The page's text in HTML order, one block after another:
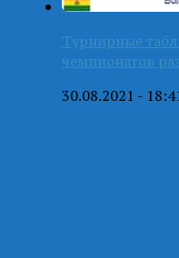
Турнирные
чемпионатов
30.08.2021 -